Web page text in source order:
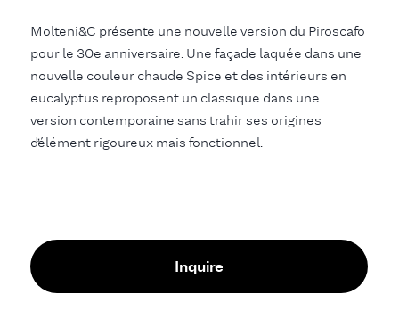
Molteni&C présente une nouvelle version du Piroscafo
pour le 30e anniversaire. Une façade laquée dans une
nouvelle couleur chaude Spice et des intérieurs en
eucalyptus reproposent un classique dans une
version contemporaine sans trahir ses origines
d’élément rigoureux mais fonctionnel.
Inquire